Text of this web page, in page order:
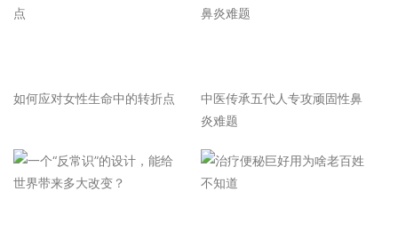
如何应对女性生命中的转折点
中医传承五代人专攻顽固性鼻
炎难题